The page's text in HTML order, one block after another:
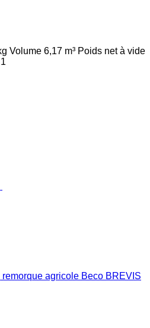
Volume 6,17 m³ Poids net à vide
1
remorque agricole Beco BREVIS